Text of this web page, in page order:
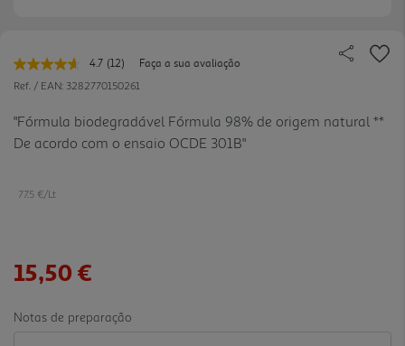
4.7 Leu
12
para
a
(12)
Faça a sua avaliação
Ref. / EAN: 3282770150261
"Fórmula biodegradável Fórmula 98% de origem natural **
De acordo com o ensaio OCDE 301B"
77.5 €/Lt
15,50 €
Notas de preparação